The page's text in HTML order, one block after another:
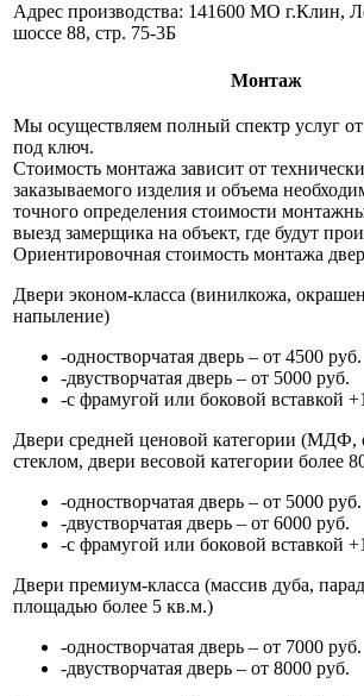
Адрес производства: 141600 МО г.Клин,
шоссе 88, стр. 75-3Б
Монтаж
Мы осуществляем полный спектр услуг
под ключ.
Стоимость монтажа зависит от
заказываемого изделия и объема
точного определения стоимости
выезд замерщика на объект, где будут
Ориентировочная стоимость монтажа
Двери эконом-класса (винилкожа,
напыление)
-одностворчатая дверь – от 4500 руб.
-двустворчатая дверь – от 5000 руб.
-с фрамугой или боковой вставкой
Двери средней ценовой категории (МДФ,
стеклом, двери весовой категории более
-одностворчатая дверь – от 5000 руб.
-двустворчатая дверь – от 6000 руб.
-с фрамугой или боковой вставкой
Двери премиум-класса (массив дуба,
площадью более 5 кв.м.)
-одностворчатая дверь – от 7000 руб.
-двустворчатая дверь – от 8000 руб.